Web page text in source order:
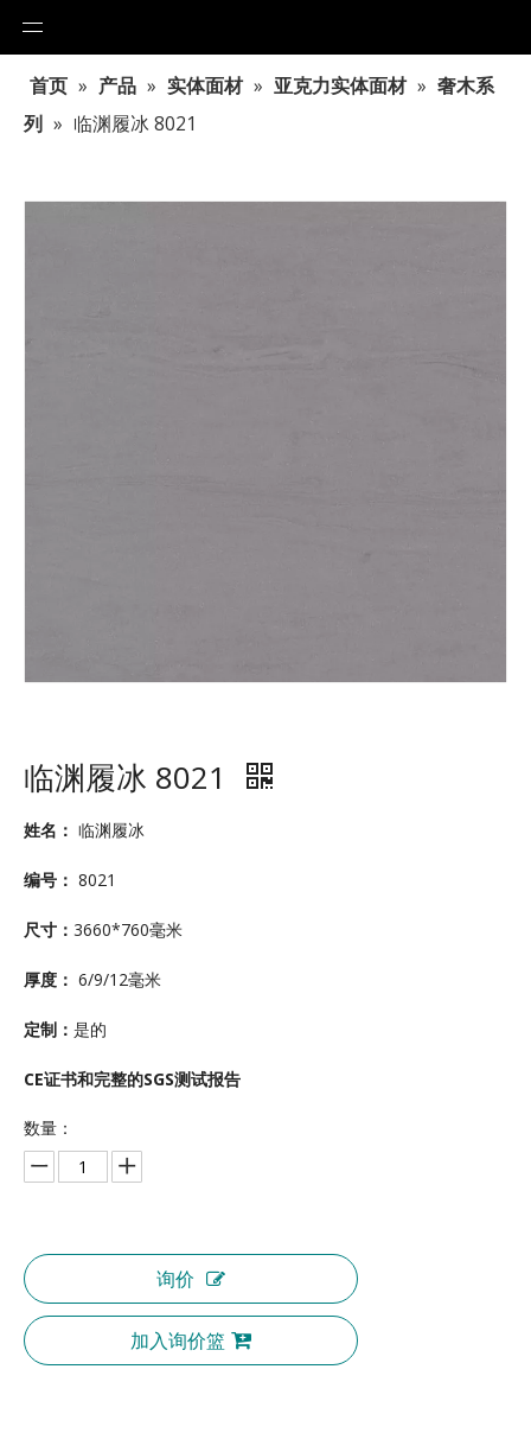
首页 » 产品 » 实体面材 » 亚克力实体面材 » 奢木系
列 » 临渊履冰 8021
临渊履冰 8021
姓名： 临渊履冰
编号： 8021
尺寸： 3660*760毫米
厚度： 6/9/12毫米
定制： 是的
CE证书和完整的SGS测试报告
数量：
询价
加入询价篮